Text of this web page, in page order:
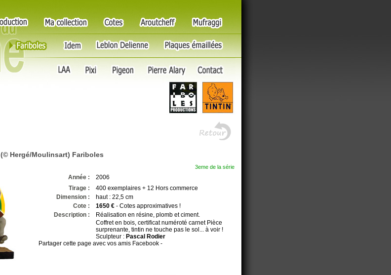
(© Hergé/Moulinsart) Fariboles
3eme de la série
Année :
2006
Tirage :
400 exemplaires + 12 Hors commerce
Dimension :
haut : 22,5 cm
Cote :
1650 €- Cotes approximatives !
Description :
Réalisation en résine, plomb et ciment.
Coffret en bois, certificat numéroté carnet Pièce
surprenante, tintin ne touche pas le sol... à voir !
Sculpteur : Pascal Rodier
Partager cette page avec vos amis Facebook -